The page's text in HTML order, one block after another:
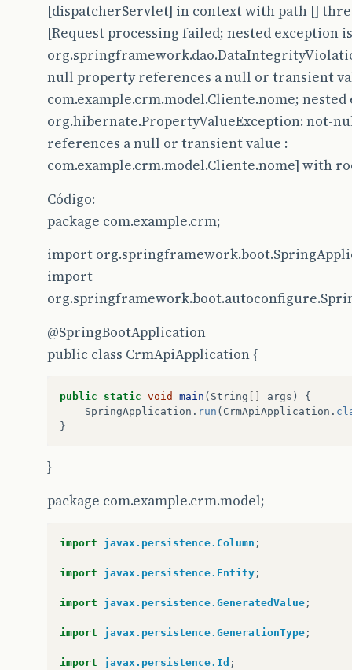
[dispatcherServlet] in context with path []
[Request processing failed; nested exception is
null property references a null or transient
com.example.crm.model.Cliente.nome;
org.hibernate.PropertyValueException: not-
references a null or transient value :
com.example.crm.model.Cliente.nome] with
Código:
package com.example.crm;
import
import
@SpringBootApplication
public class CrmApiApplication {
public static void main ( String args )
{
SpringApplication . run ( CrmApiApplication .
}
}
package com.example.crm.model;
import javax.persistence.Column ;
import javax.persistence.Entity ;
import javax.persistence.GeneratedValue ;
import javax.persistence.GenerationType ;
import javax.persistence.Id ;